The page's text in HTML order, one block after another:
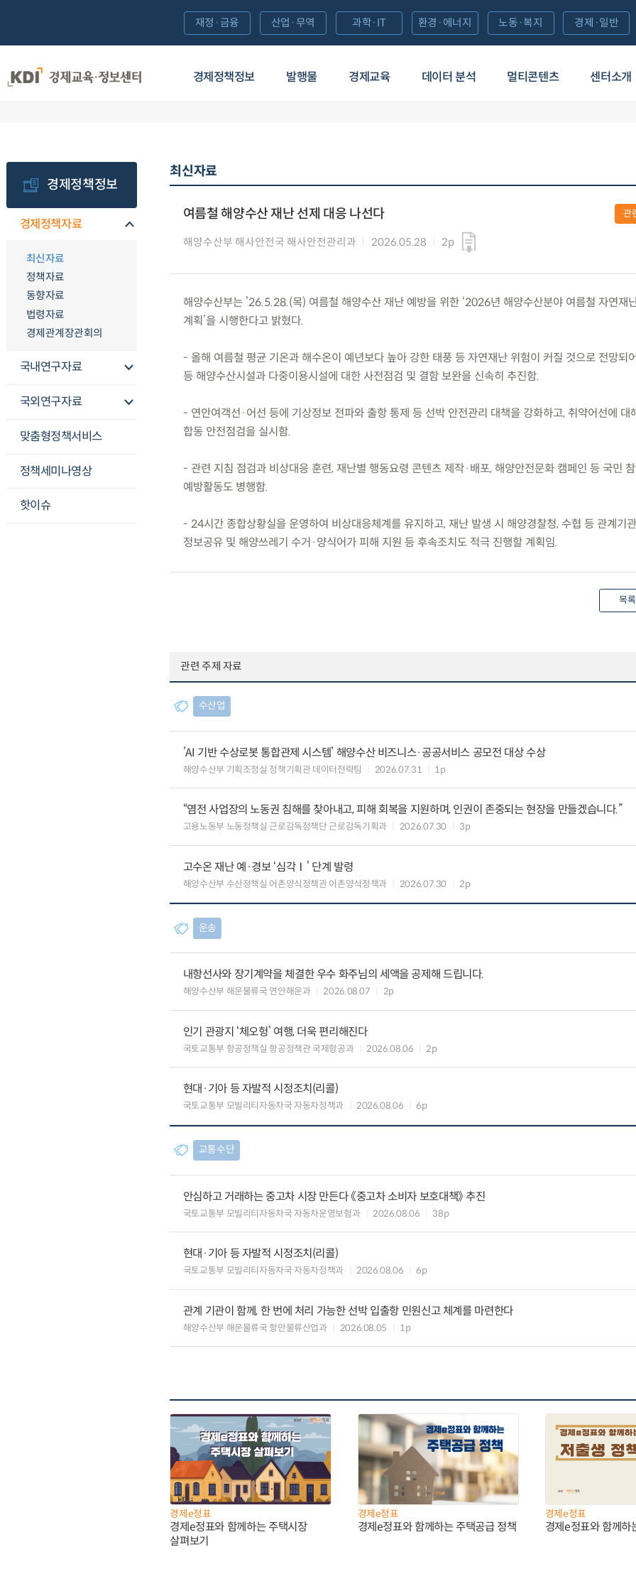
경제정책정보 발행물 경제교육 데이터 분석 멀티콘텐츠 센터소개
재정·금융 산업·무역 과학·IT 환경·에너지 노동·복지 경제·일반
경제정책정보
경제정책자료
최신자료
정책자료
동향자료
법령자료
경제관계장관회의
국내연구자료
국외연구자료
맞춤형정책서비스
정책세미나영상
핫이슈
최신자료
여름철 해양수산 재난 선제 대응 나선다
해양수산부 해사안전국 해사안전관리과 2026.05.28 2p
관
해양수산부는 ’26.5.28.(목) 여름철 해양수산 재난 예방을 위한 ‘2026년 해양수산분야 여름철 자연재
계획’을 시행한다고 밝혔다.
- 올해 여름철 평균 기온과 해수온이 예년보다 높아 강한 태풍 등 자연재난 위험이 커질 것으로 전망되
등 해양수산시설과 다중이용시설에 대한 사전점검 및 결함 보완을 신속히 추진함.
- 연안여객선·어선 등에 기상정보 전파와 출항 통제 등 선박 안전관리 대책을 강화하고, 취약어선에 대
합동 안전점검을 실시함.
- 관련 지침 점검과 비상대응 훈련, 재난별 행동요령 콘텐츠 제작·배포, 해양안전문화 캠페인 등 국민
예방활동도 병행함.
- 24시간 종합상황실을 운영하여 비상대응체계를 유지하고, 재난 발생 시 해양경찰청, 수협 등 관계기
정보공유 및 해양쓰레기 수거·양식어가 피해 지원 등 후속조치도 적극 진행할 계획임.
목
관련 주제 자료
수산업
’AI 기반 수상로봇 통합관제 시스템’ 해양수산 비즈니스·공공서비스 공모전 대상 수상
해양수산부 기획조정실 정책기획관 데이터전략팀 2026.07.31 1p
“염전 사업장의 노동권 침해를 찾아내고, 피해 회복을 지원하며, 인권이 존중되는 현장을 만들겠습니다.”
고용노동부 노동정책실 근로감독정책단 근로감독기획과 2026.07.30 3p
고수온 재난 예·경보 ‘심각Ⅰ’ 단계 발령
해양수산부 수산정책실 어촌양식정책관 어촌양식정책과 2026.07.30 2p
운송
내항선사와 장기계약을 체결한 우수 화주님의 세액을 공제해 드립니다.
해양수산부 해운물류국 연안해운과 2026.08.07 2p
인기 관광지 ‘체오헝’ 여행, 더욱 편리해진다
국토교통부 항공정책실 항공정책관 국제항공과 2026.08.06 2p
현대·기아 등 자발적 시정조치(리콜)
국토교통부 모빌리티자동차국 자동차정책과 2026.08.06 6p
교통수단
안심하고 거래하는 중고차 시장 만든다 《중고차 소비자 보호대책》 추진
국토교통부 모빌리티자동차국 자동차운영보험과 2026.08.06 38p
현대·기아 등 자발적 시정조치(리콜)
국토교통부 모빌리티자동차국 자동차정책과 2026.08.06 6p
관계 기관이 함께, 한 번에 처리 가능한 선박 입출항 민원신고 체계를 마련한다
해양수산부 해운물류국 항만물류산업과 2026.08.05 1p
경제e정표
경제e정표와 함께하는 주택시장
살펴보기
경제e정표
경제e정표와 함께하는 주택공급 정책
경제e정표
경제e정표와 함께하